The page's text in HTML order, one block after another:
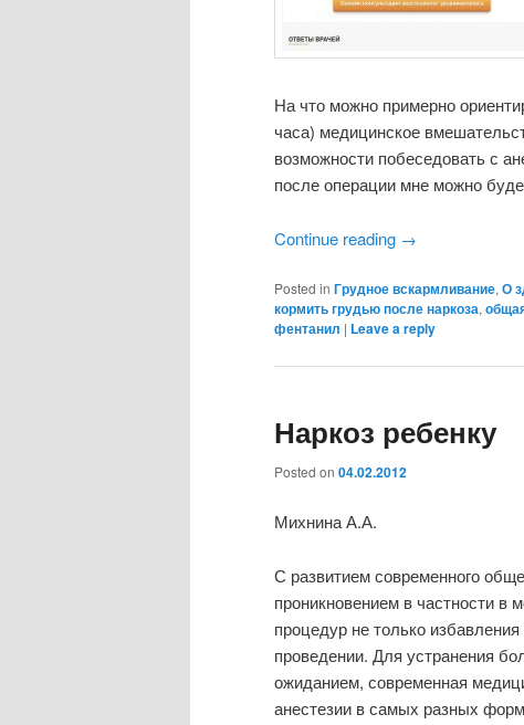
На что можно примерно
часа) медицинское
возможности побеседовать с
после операции мне можно
Continue reading →
Posted in Грудное вскармливание, О
кормить грудью после наркоза,
фентанил | Leave a reply
Наркоз ребенку
Posted on 04.02.2012
Михнина А.А.
С развитием современного
проникновением в частности в
процедур не только
проведении. Для устранения
ожиданием, современная
анестезии в самых разных